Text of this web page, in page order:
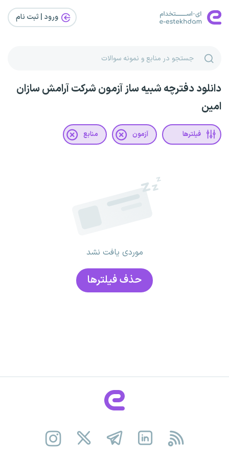
ورود | ثبت‌ نام
دانلود دفترچه شبیه ساز آزمون شرکت آرامش سازان
امین
فیلترها آزمون منابع
موردی یافت نشد
حذف فیلتر‌ها